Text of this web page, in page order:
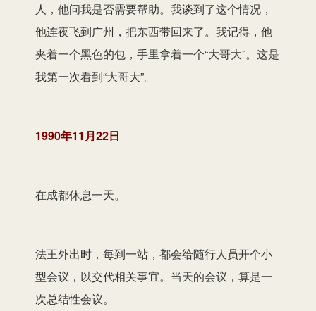
人，他问我是否需要帮助。我谈到了这个情况，
他连夜飞到广州，把东西带回来了。我记得，他
夹着一个黑色的包，手里拿着一个“大哥大”。这是
我第一次看到“大哥大”。
1990年11月22日
在成都休息一天。
法王外出时，每到一站，都会给随行人员开个小
型会议，以交代相关事宜。当天的会议，算是一
次总结性会议。